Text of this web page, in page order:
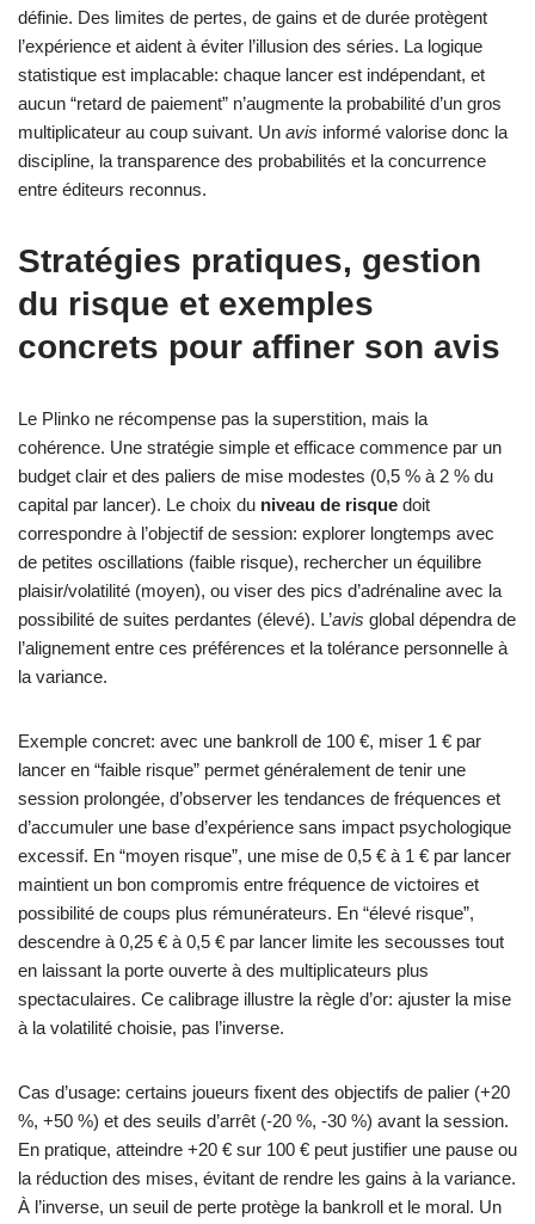
définie. Des limites de pertes, de gains et de durée protègent
l’expérience et aident à éviter l’illusion des séries. La logique
statistique est implacable: chaque lancer est indépendant, et
aucun “retard de paiement” n’augmente la probabilité d’un gros
multiplicateur au coup suivant. Un avis informé valorise donc la
discipline, la transparence des probabilités et la concurrence
entre éditeurs reconnus.
Stratégies pratiques, gestion
du risque et exemples
concrets pour affiner son avis
Le Plinko ne récompense pas la superstition, mais la
cohérence. Une stratégie simple et efficace commence par un
budget clair et des paliers de mise modestes (0,5 % à 2 % du
capital par lancer). Le choix du niveau de risque doit
correspondre à l’objectif de session: explorer longtemps avec
de petites oscillations (faible risque), rechercher un équilibre
plaisir/volatilité (moyen), ou viser des pics d’adrénaline avec la
possibilité de suites perdantes (élevé). L’avis global dépendra de
l’alignement entre ces préférences et la tolérance personnelle à
la variance.
Exemple concret: avec une bankroll de 100 €, miser 1 € par
lancer en “faible risque” permet généralement de tenir une
session prolongée, d’observer les tendances de fréquences et
d’accumuler une base d’expérience sans impact psychologique
excessif. En “moyen risque”, une mise de 0,5 € à 1 € par lancer
maintient un bon compromis entre fréquence de victoires et
possibilité de coups plus rémunérateurs. En “élevé risque”,
descendre à 0,25 € à 0,5 € par lancer limite les secousses tout
en laissant la porte ouverte à des multiplicateurs plus
spectaculaires. Ce calibrage illustre la règle d’or: ajuster la mise
à la volatilité choisie, pas l’inverse.
Cas d’usage: certains joueurs fixent des objectifs de palier (+20
%, +50 %) et des seuils d’arrêt (-20 %, -30 %) avant la session.
En pratique, atteindre +20 € sur 100 € peut justifier une pause ou
la réduction des mises, évitant de rendre les gains à la variance.
À l’inverse, un seuil de perte protège la bankroll et le moral. Un